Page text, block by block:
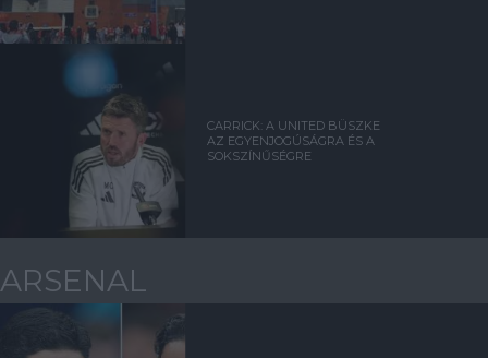
CARRICK: A UNITED BÜSZKE
AZ EGYENJOGÚSÁGRA ÉS A
SOKSZÍNŰSÉGRE
ARSENAL